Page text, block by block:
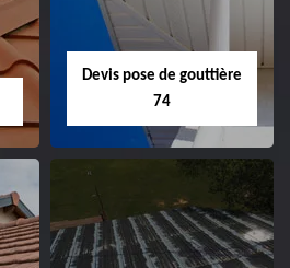
Devis pose de gouttière
74